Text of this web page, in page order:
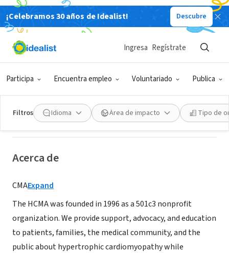
¡Celebramos 30 años de Idealist! Descubre
Participa Encuentra empleo Voluntariado Publica
Ingresa Regístrate
Filtros Idioma Área de impacto Tipo de
Hypertrophic Cardiomyopathy
Association
Denville, NJ|4hcm.org
Acerca de
CMAExpand
The HCMA was founded in 1996 as a 501c3 nonprofit
organization. We provide support, advocacy, and education
to patients, families, the medical community, and the
public about hypertrophic cardiomyopathy while